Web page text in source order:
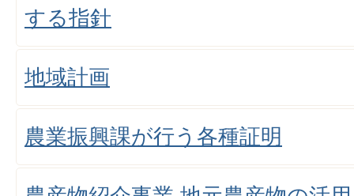
する指針
地域計画
農業振興課が行う各種証明